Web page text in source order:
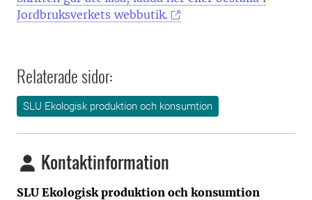
Jordbruksverkets webbutik.
Relaterade sidor:
SLU Ekologisk produktion och konsumtion
Kontaktinformation
SLU Ekologisk produktion och konsumtion